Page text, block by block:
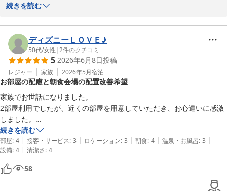
あっ
フロントのお姉様方ありがとうございました。
ございます。
葉をいただき嬉しく存じます。
チェックインの際の手違いにつきましては、お客様のお役に立てた
ようで安心いたしました。お褒めのお言葉をいただき、スタッフ一
同大変励みになります。
電子レンジのご案内につきまして、ご不便をおかけし申し訳ござい
ませんでした。
当ホテルの電子レンジは、１階自動販売機横にてご自由にご利用い
ただけます。
今回いただきましたご意見は、今後のより分かりやすいご案内の参
考にさせていただきます。
また魚津方面へお越しの際は、ぜひルートイン魚津をご利用いただ
けますと幸いです。
お客様のまたのお越しをスタッフ一同心よりお待ちしております。
続きを読む
ディズニーＬＯＶＥ♪
50代/女性 |2件のクチコミ
5 2026年6月8日投稿
レジャー 家族 2026年5月宿泊
お部屋の配慮と朝食会場の配置改善希望
家族でお世話になりました。
2部屋利用でしたが、近くの部屋を用意していただき、お心遣いに感激
しました。
また、朝食のサービスも大変助かりました。
１つだけ、改善すると良いかなと思ったのが、朝食会場の配置です。
パンのコーナーが角の方にあったため、トースターで焼く人待ちになっ
てなかなか進まない状態になっておりました。
パンのコーナーを人の流れの妨げにならない場所にしていただけたらと
続きを読む
部屋: 4 | 接客・サービス: 3 | ロケーション: 3 | 朝食: 4 | 温泉・お風呂: 3 |
設備: 4 | 清潔さ: 4
58